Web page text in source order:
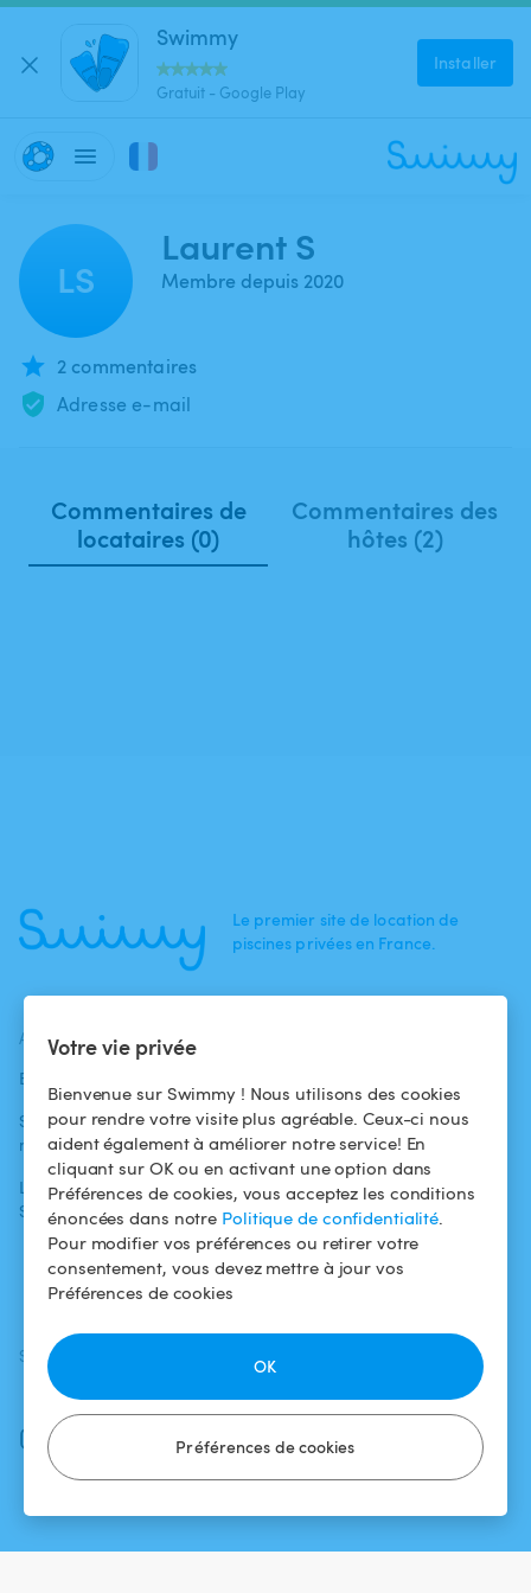
Votre vie privée
Bienvenue sur Swimmy ! Nous utilisons des cookies
pour rendre votre visite plus agréable. Ceux-ci nous
aident également à améliorer notre service! En
cliquant sur OK ou en activant une option dans
Préférences de cookies, vous acceptez les conditions
énoncées dans notre Politique de confidentialité.
Pour modifier vos préférences ou retirer votre
consentement, vous devez mettre à jour vos
Préférences de cookies
Préférences de cookies
OK
Swimmy
Gratuit - Google Play
Installer
LS
Laurent S
Membre depuis 2020
2 commentaires
Adresse e-mail
Commentaires de
locataires (0)
Commentaires des
hôtes (2)
Le premier site de location de
piscines privées en France.
ACTUALITÉS
Blog
Swimmy dans les
médias
L'aventure
Swimmy
baigneurs
Pour les
propriétaires
Louer ma piscine
Comment ça
marche ?
Conditions
d'utilisation
Politique de
confidentialité
Mentions légales
SUIVEZ-NOUS
Facebook
Instagram